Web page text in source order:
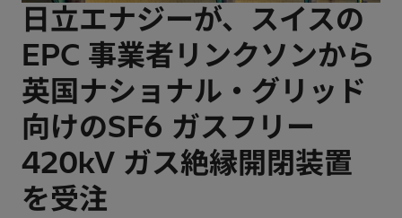
日立エナジーが、スイスの
EPC 事業者リンクソンから
英国ナショナル・グリッド
向けのSF6 ガスフリー
420kV ガス絶縁開閉装置
を受注